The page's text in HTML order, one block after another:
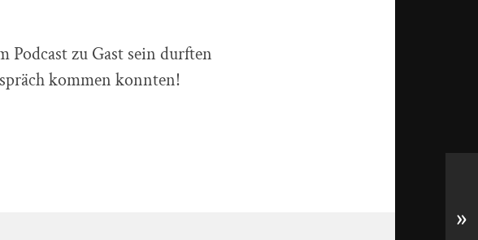
Podcast zu Gast sein durften
kommen konnten!
»